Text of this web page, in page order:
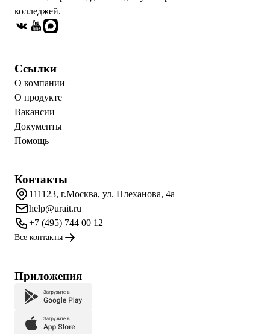
колледжей.
Ссылки
О компании
О продукте
Вакансии
Документы
Помощь
Контакты
111123, г.Москва, ул. Плеханова, 4а
help@urait.ru
+7 (495) 744 00 12
Все контакты
Приложения